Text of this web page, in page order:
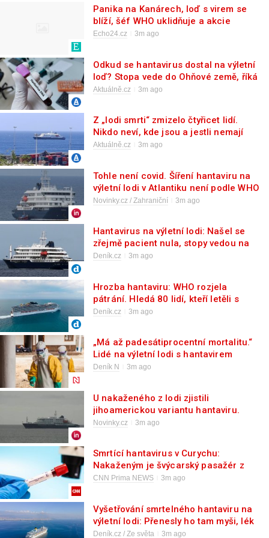
Panika na Kanárech, loď s virem se
blíží, šéf WHO uklidňuje a akcie
Moderny letí vzhůru
Echo24.cz 3m ago
Odkud se hantavirus dostal na výletní
loď? Stopa vede do Ohňové země, říká
virolog
Aktuálně.cz 3m ago
Z „lodi smrti“ zmizelo čtyřicet lidí.
Nikdo neví, kde jsou a jestli nemají
hantavirus
Aktuálně.cz 3m ago
Tohle není covid. Šíření hantaviru na
výletní lodi v Atlantiku není podle WHO
začátkem pandemie
Novinky.cz / Zahraniční 3m ago
Hantavirus na výletní lodi: Našel se
zřejmě pacient nula, stopy vedou na
skládku
Deník.cz 3m ago
Hrozba hantaviru: WHO rozjela
pátrání. Hledá 80 lidí, kteří letěli s
nakaženou
Deník.cz 3m ago
„Má až padesátiprocentní mortalitu.“
Lidé na výletní lodi s hantavirem
zůstanou dalších několik dní
Deník N 3m ago
U nakaženého z lodi zjistili
jihoamerickou variantu hantaviru.
Přenáší se mezi lidmi
Novinky.cz 3m ago
Smrtící hantavirus v Curychu:
Nakaženým je švýcarský pasažér z
výletní lodi
CNN Prima NEWS 3m ago
Vyšetřování smrtelného hantaviru na
výletní lodi: Přenesly ho tam myši, lék
není
Deník.cz / Ze světa 3m ago